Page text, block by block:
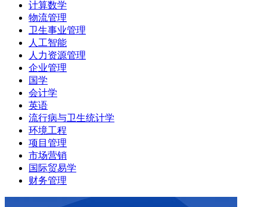
计算数学
物流管理
卫生事业管理
人工智能
人力资源管理
企业管理
国学
会计学
英语
流行病与卫生统计学
环境工程
项目管理
市场营销
国际贸易学
财务管理